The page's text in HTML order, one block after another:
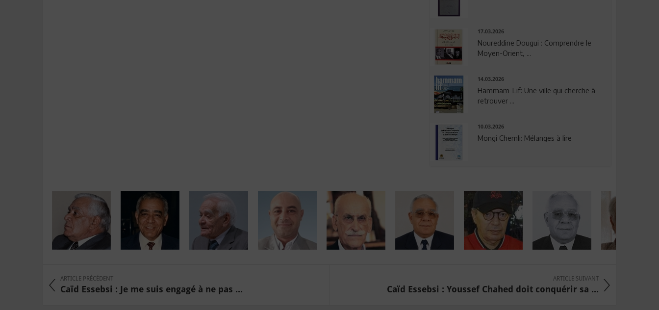
17.03.2026
Noureddine Dougui : Comprendre le
Moyen-Orient, ...
14.03.2026
Hammam-Lif: Une ville qui cherche à
retrouver ...
10.03.2026
Mongi Chemli: Mélanges à lire
ARTICLE PRÉCÉDENT
Caïd Essebsi : Je me suis engagé à ne pas ...
ARTICLE SUIVANT
Caïd Essebsi : Youssef Chahed doit conquérir sa ...